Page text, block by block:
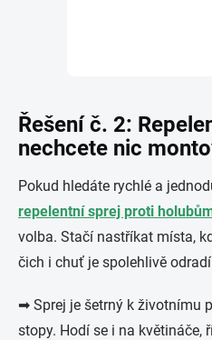
Řešení č. 2:
nechcete nic
Pokud hledáte rychlé a
repelentní sprej proti
volba. Stačí nastříkat místa,
čich i chuť je spolehlivě
➡ Sprej je šetrný k životnímu
stopy. Hodí se i na květináče,